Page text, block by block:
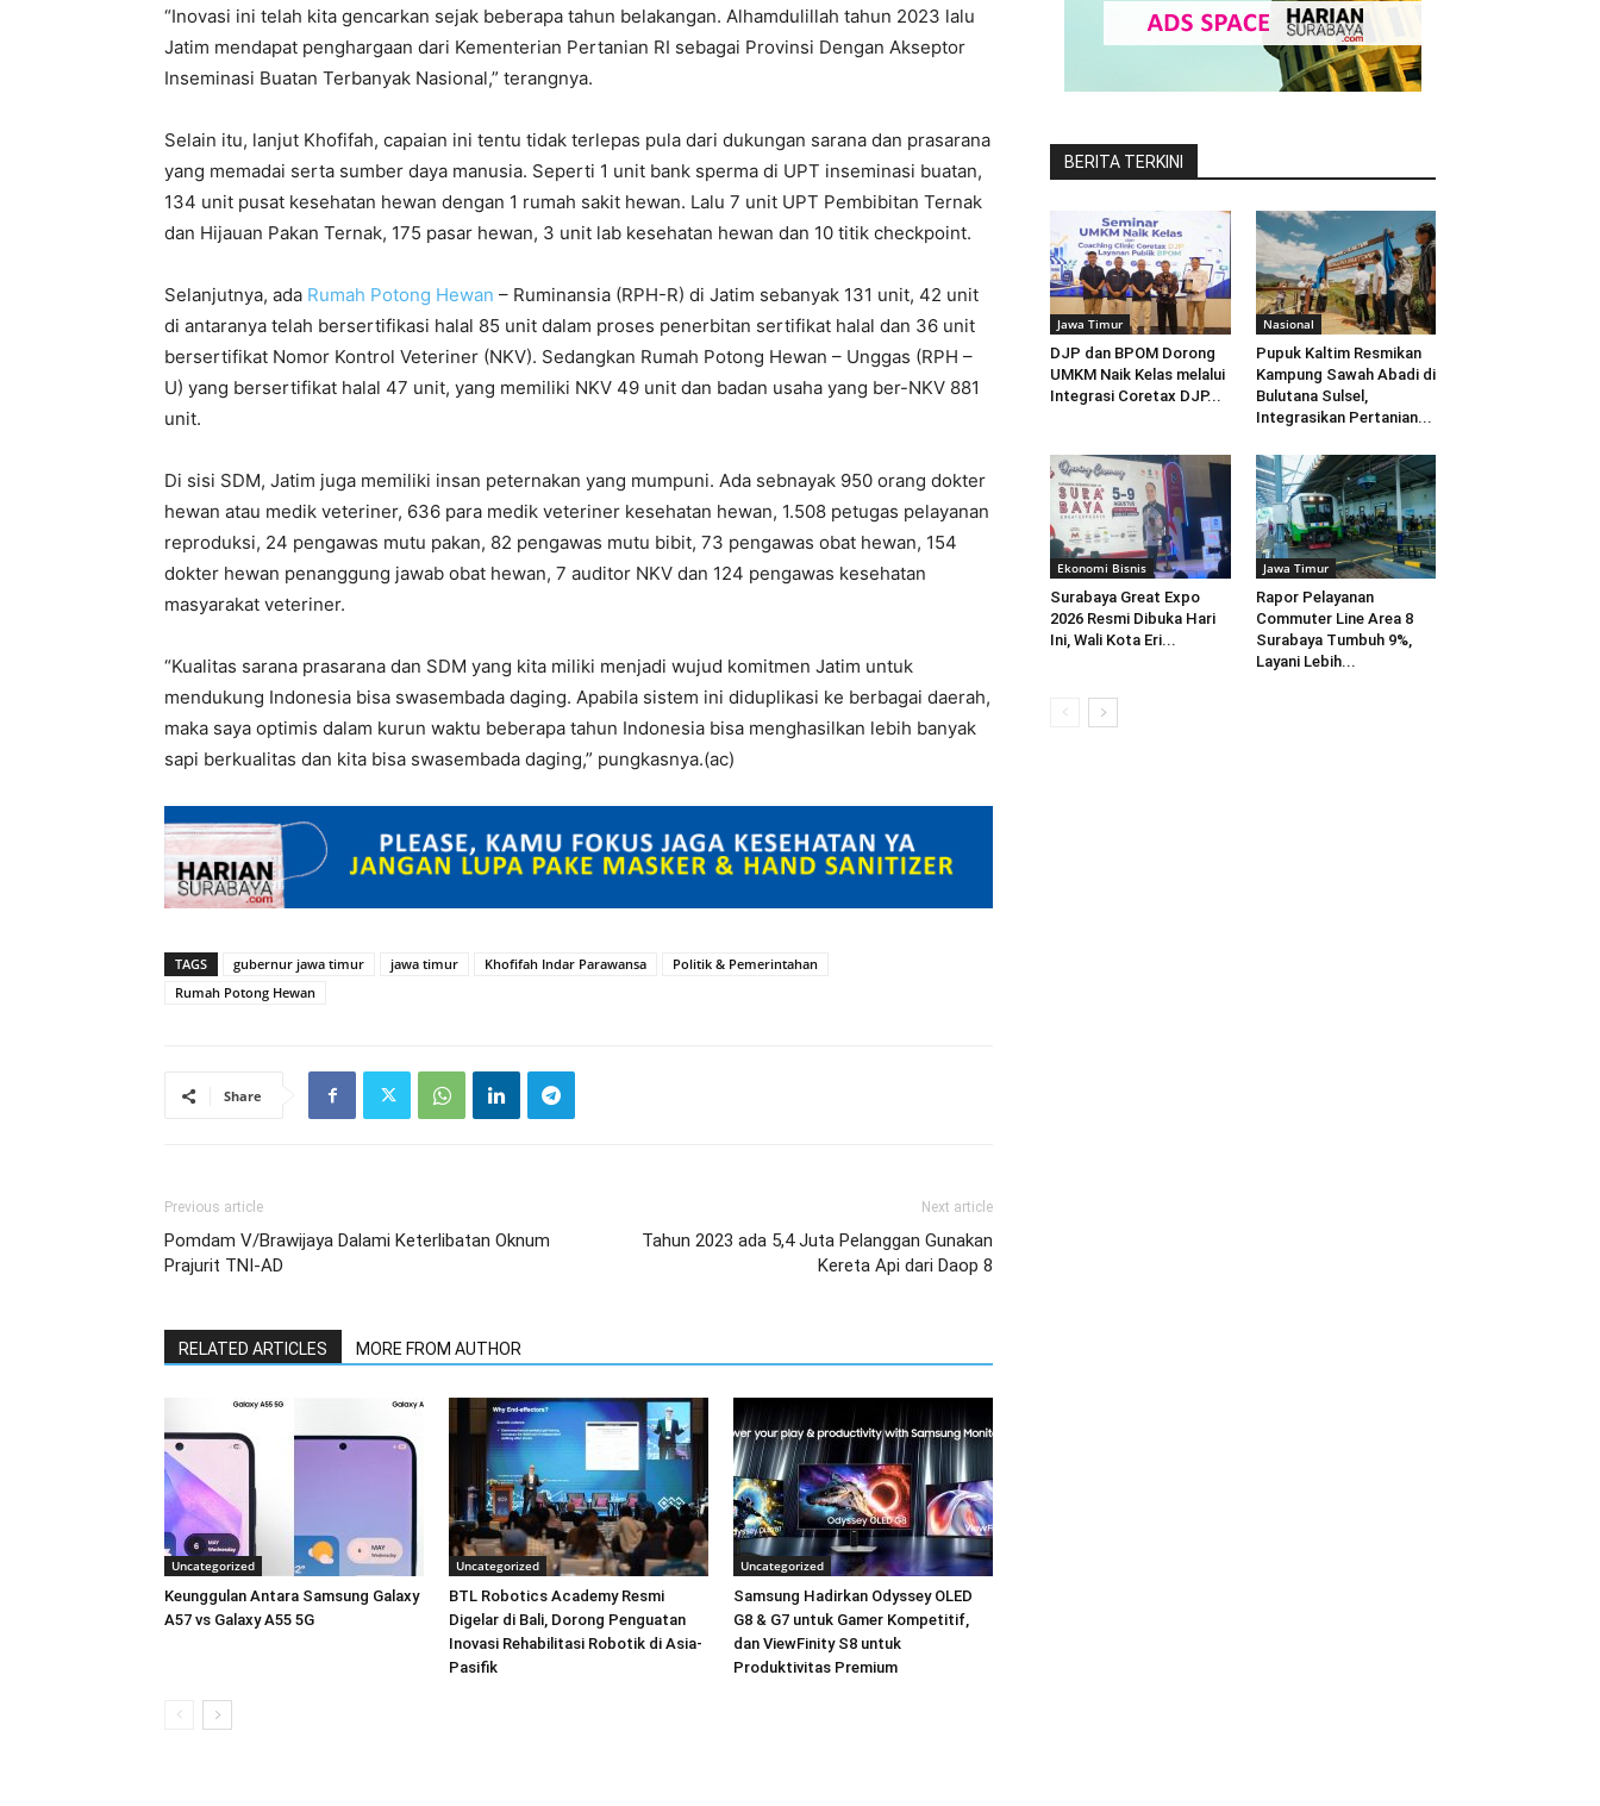
“Inovasi ini telah kita gencarkan sejak beberapa tahun belakangan. Alhamdulillah tahun 2023 lalu
Jatim mendapat penghargaan dari Kementerian Pertanian RI sebagai Provinsi Dengan Akseptor
Inseminasi Buatan Terbanyak Nasional,” terangnya.
Selain itu, lanjut Khofifah, capaian ini tentu tidak terlepas pula dari dukungan sarana dan prasarana
yang memadai serta sumber daya manusia. Seperti 1 unit bank sperma di UPT inseminasi buatan,
134 unit pusat kesehatan hewan dengan 1 rumah sakit hewan. Lalu 7 unit UPT Pembibitan Ternak
dan Hijauan Pakan Ternak, 175 pasar hewan, 3 unit lab kesehatan hewan dan 10 titik checkpoint.
Selanjutnya, ada Rumah Potong Hewan – Ruminansia (RPH-R) di Jatim sebanyak 131 unit, 42 unit
di antaranya telah bersertifikasi halal 85 unit dalam proses penerbitan sertifikat halal dan 36 unit
bersertifikat Nomor Kontrol Veteriner (NKV). Sedangkan Rumah Potong Hewan – Unggas (RPH –
U) yang bersertifikat halal 47 unit, yang memiliki NKV 49 unit dan badan usaha yang ber-NKV 881
unit.
Di sisi SDM, Jatim juga memiliki insan peternakan yang mumpuni. Ada sebnayak 950 orang dokter
hewan atau medik veteriner, 636 para medik veteriner kesehatan hewan, 1.508 petugas pelayanan
reproduksi, 24 pengawas mutu pakan, 82 pengawas mutu bibit, 73 pengawas obat hewan, 154
dokter hewan penanggung jawab obat hewan, 7 auditor NKV dan 124 pengawas kesehatan
masyarakat veteriner.
“Kualitas sarana prasarana dan SDM yang kita miliki menjadi wujud komitmen Jatim untuk
mendukung Indonesia bisa swasembada daging. Apabila sistem ini diduplikasi ke berbagai daerah,
maka saya optimis dalam kurun waktu beberapa tahun Indonesia bisa menghasilkan lebih banyak
sapi berkualitas dan kita bisa swasembada daging,” pungkasnya.(ac)
TAGS gubernur jawa timur jawa timur Khofifah Indar Parawansa
Politik & Pemerintahan
Rumah Potong Hewan
Share
Previous article
Pomdam V/Brawijaya Dalami Keterlibatan Oknum
Prajurit TNI-AD
Next article
Tahun 2023 ada 5,4 Juta Pelanggan Gunakan
Kereta Api dari Daop 8
RELATED ARTICLES MORE FROM AUTHOR
Uncategorized
Keunggulan Antara Samsung Galaxy
A57 vs Galaxy A55 5G
Uncategorized
BTL Robotics Academy Resmi
Digelar di Bali, Dorong Penguatan
Inovasi Rehabilitasi Robotik di Asia-
Pasifik
Uncategorized
Samsung Hadirkan Odyssey OLED
G8 & G7 untuk Gamer Kompetitif,
dan ViewFinity S8 untuk
Produktivitas Premium
BERITA TERKINI
Jawa Timur
DJP dan BPOM Dorong
UMKM Naik Kelas melalui
Integrasi Coretax DJP...
Nasional
Pupuk Kaltim Resmikan
Kampung Sawah Abadi di
Bulutana Sulsel,
Integrasikan Pertanian...
Ekonomi Bisnis
Surabaya Great Expo
2026 Resmi Dibuka Hari
Ini, Wali Kota Eri...
Jawa Timur
Rapor Pelayanan
Commuter Line Area 8
Surabaya Tumbuh 9%,
Layani Lebih...